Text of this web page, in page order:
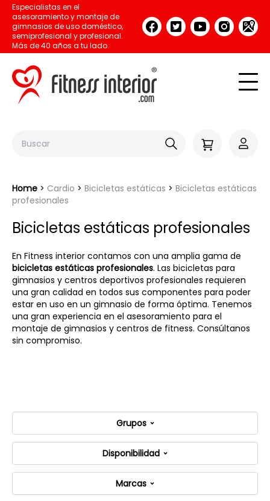
Especialistas en el
asesoramiento y montaje de
gimnasios de uso doméstico,
semiprofesional y profesional.
Más de 40 años a tu lado.
Home Cardio Bicicletas estáticas
Bicicletas estáticas
profesionales
Bicicletas estáticas profesionales
En Fitness interior contamos con una amplia gama de
bicicletas estáticas profesionales. Las bicicletas para
gimnasios y centros deportivos profesionales requieren
una gran calidad en todos sus componentes para poder
estar en uso en un gimnasio de forma óptima. Tenemos
una gran experiencia en el asesoramiento para el
montaje de gimnasios y centros de fitness. Consúltanos
sin compromiso.
Grupos
Disponibilidad
Marcas